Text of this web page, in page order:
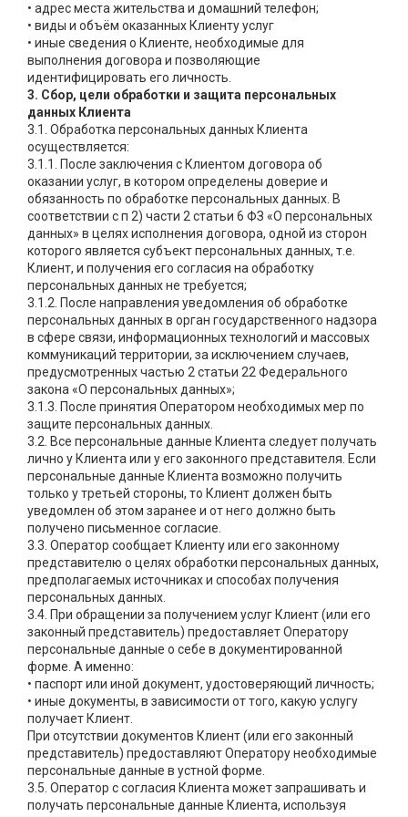
• адрес места жительства и домашний телефон;
• виды и объём оказанных Клиенту услуг
• иные сведения о Клиенте, необходимые для
выполнения договора и позволяющие
идентифицировать его личность.
3. Сбор, цели обработки и защита персональных
данных Клиента
3.1. Обработка персональных данных Клиента
осуществляется:
3.1.1. После заключения с Клиентом договора об
оказании услуг, в котором определены доверие и
обязанность по обработке персональных данных. В
соответствии с п 2) части 2 статьи 6 ФЗ «О персональных
данных» в целях исполнения договора, одной из сторон
которого является субъект персональных данных, т.е.
Клиент, и получения его согласия на обработку
персональных данных не требуется;
3.1.2. После направления уведомления об обработке
персональных данных в орган государственного надзора
в сфере связи, информационных технологий и массовых
коммуникаций территории, за исключением случаев,
предусмотренных частью 2 статьи 22 Федерального
закона «О персональных данных»;
3.1.3. После принятия Оператором необходимых мер по
защите персональных данных.
3.2. Все персональные данные Клиента следует получать
лично у Клиента или у его законного представителя. Если
персональные данные Клиента возможно получить
только у третьей стороны, то Клиент должен быть
уведомлен об этом заранее и от него должно быть
получено письменное согласие.
3.3. Оператор сообщает Клиенту или его законному
представителю о целях обработки персональных данных,
предполагаемых источниках и способах получения
персональных данных.
3.4. При обращении за получением услуг Клиент (или его
законный представитель) предоставляет Оператору
персональные данные о себе в документированной
форме. А именно:
• паспорт или иной документ, удостоверяющий личность;
• иные документы, в зависимости от того, какую услугу
получает Клиент.
При отсутствии документов Клиент (или его законный
представитель) предоставляют Оператору необходимые
персональные данные в устной форме.
3.5. Оператор с согласия Клиента может запрашивать и
получать персональные данные Клиента, используя